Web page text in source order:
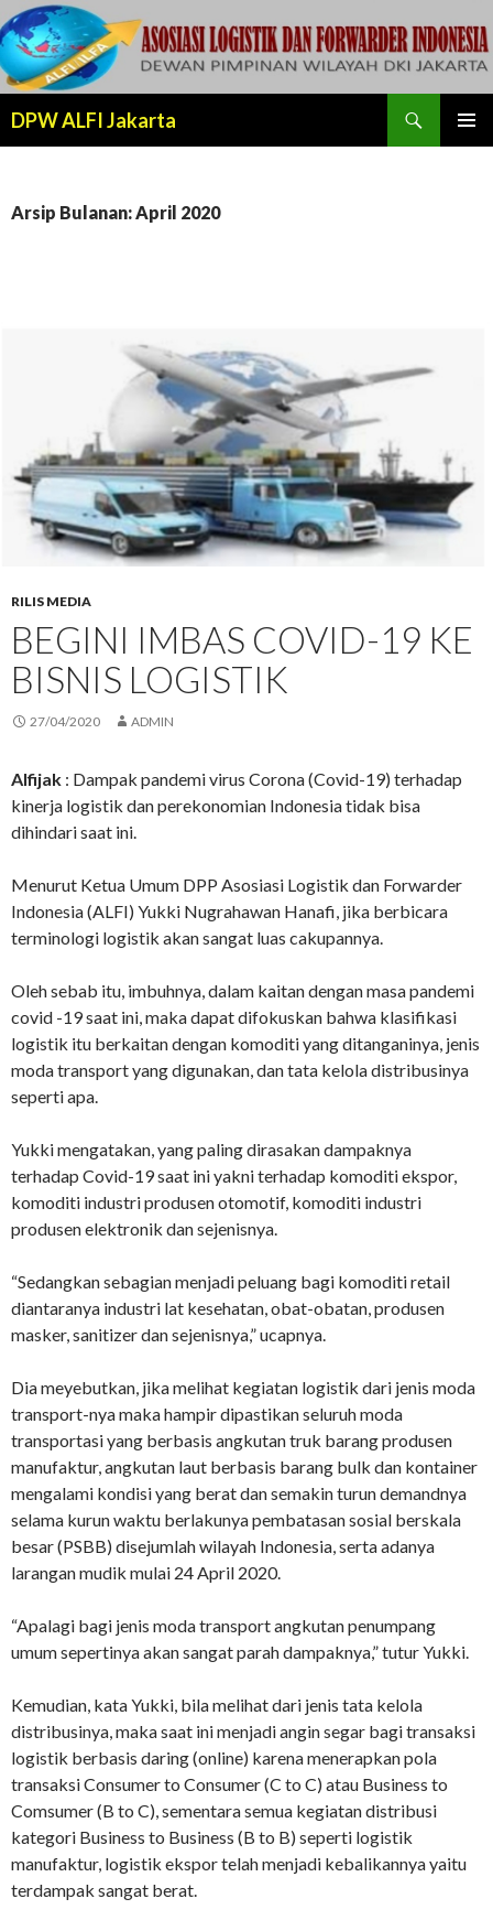
DPW ALFI Jakarta
Arsip Bulanan: April 2020
RILIS MEDIA
BEGINI IMBAS COVID-19 KE
BISNIS LOGISTIK
27/04/2020 ADMIN
Alfijak : Dampak pandemi virus Corona (Covid-19) terhadap
kinerja logistik dan perekonomian Indonesia tidak bisa
dihindari saat ini.
Menurut Ketua Umum DPP Asosiasi Logistik dan Forwarder
Indonesia (ALFI) Yukki Nugrahawan Hanafi, jika berbicara
terminologi logistik akan sangat luas cakupannya.
Oleh sebab itu, imbuhnya, dalam kaitan dengan masa pandemi
covid -19 saat ini, maka dapat difokuskan bahwa klasifikasi
logistik itu berkaitan dengan komoditi yang ditanganinya, jenis
moda transport yang digunakan, dan tata kelola distribusinya
seperti apa.
Yukki mengatakan, yang paling dirasakan dampaknya
terhadap Covid-19 saat ini yakni terhadap komoditi ekspor,
komoditi industri produsen otomotif, komoditi industri
produsen elektronik dan sejenisnya.
“Sedangkan sebagian menjadi peluang bagi komoditi retail
diantaranya industri lat kesehatan, obat-obatan, produsen
masker, sanitizer dan sejenisnya,” ucapnya.
Dia meyebutkan, jika melihat kegiatan logistik dari jenis moda
transport-nya maka hampir dipastikan seluruh moda
transportasi yang berbasis angkutan truk barang produsen
manufaktur, angkutan laut berbasis barang bulk dan kontainer
mengalami kondisi yang berat dan semakin turun demandnya
selama kurun waktu berlakunya pembatasan sosial berskala
besar (PSBB) disejumlah wilayah Indonesia, serta adanya
larangan mudik mulai 24 April 2020.
“Apalagi bagi jenis moda transport angkutan penumpang
umum sepertinya akan sangat parah dampaknya,” tutur Yukki.
Kemudian, kata Yukki, bila melihat dari jenis tata kelola
distribusinya, maka saat ini menjadi angin segar bagi transaksi
logistik berbasis daring (online) karena menerapkan pola
transaksi Consumer to Consumer (C to C) atau Business to
Comsumer (B to C), sementara semua kegiatan distribusi
kategori Business to Business (B to B) seperti logistik
manufaktur, logistik ekspor telah menjadi kebalikannya yaitu
terdampak sangat berat.